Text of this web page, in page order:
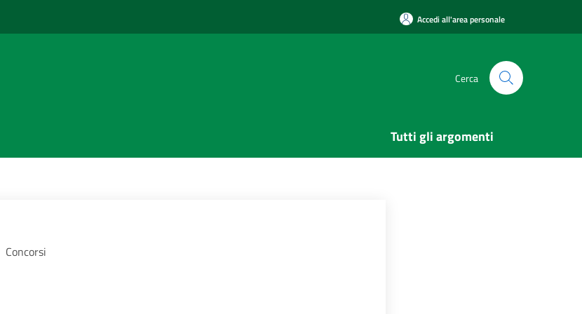
Accedi all'area personale
Cerca
Tutti gli argomenti
Concorsi